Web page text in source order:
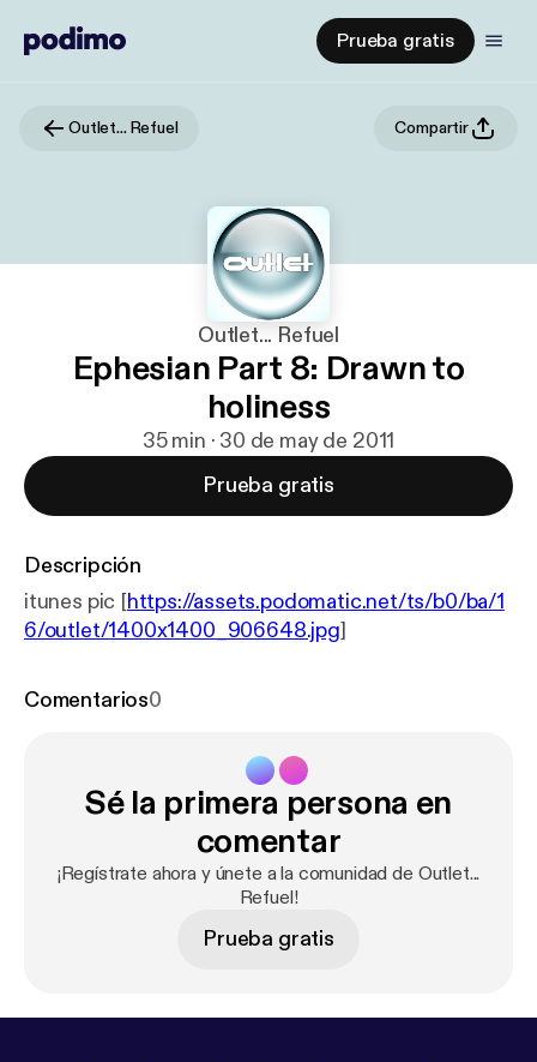
Prueba gratis
Outlet... Refuel Compartir
Outlet... Refuel
Ephesian Part 8: Drawn to
holiness
35 min · 30 de may de 2011
Prueba gratis
Descripción
itunes pic [https://assets.podomatic.net/ts/b0/ba/1
6/outlet/1400x1400_906648.jpg]
Comentarios0
Sé la primera persona en
comentar
¡Regístrate ahora y únete a la comunidad de Outlet...
Refuel!
Prueba gratis